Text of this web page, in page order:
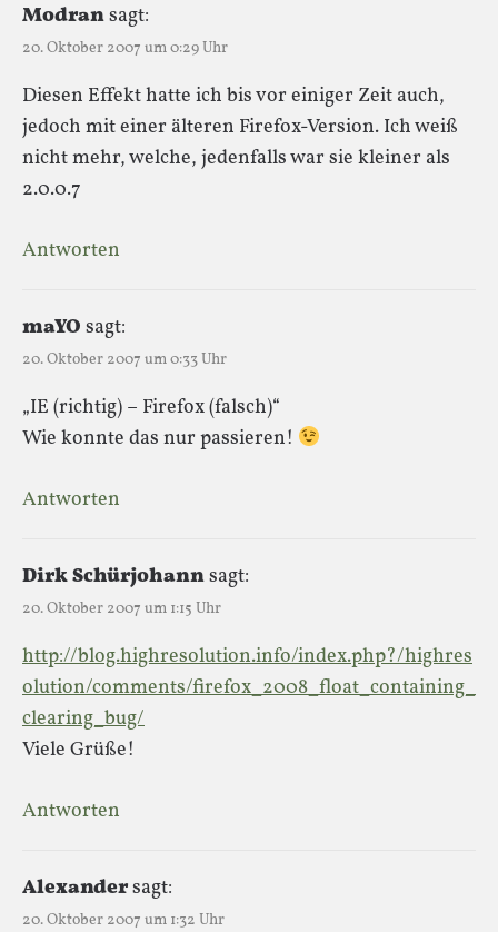
Modransagt:
20. Oktober 2007 um 0:29 Uhr
Diesen Effekt hatte ich bis vor einiger Zeit auch,
jedoch mit einer älteren Firefox-Version. Ich weiß
nicht mehr, welche, jedenfalls war sie kleiner als
2.0.0.7
Antworten
maYO sagt:
20. Oktober 2007 um 0:33 Uhr
„IE (richtig) – Firefox (falsch)“
Wie konnte das nur passieren!
Antworten
Dirk Schürjohannsagt:
20. Oktober 2007 um 1:15 Uhr
http://blog.highresolution.info/index.php?/highres
olution/comments/firefox_2008_float_containing_
clearing_bug/
Viele Grüße!
Antworten
Alexandersagt:
20. Oktober 2007 um 1:32 Uhr